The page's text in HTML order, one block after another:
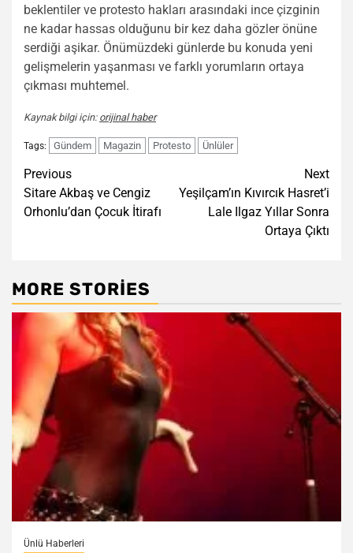
beklentiler ve protesto hakları arasındaki ince çizginin
ne kadar hassas olduğunu bir kez daha gözler önüne
serdiği aşikar. Önümüzdeki günlerde bu konuda yeni
gelişmelerin yaşanması ve farklı yorumların ortaya
çıkması muhtemel.
Kaynak bilgi için: orijinal haber
Tags: Gündem Magazin Protesto Ünlüler
Post
navigation
Previous
Sitare Akbaş ve Cengiz
Orhonlu’dan Çocuk İtirafı
Next
Yeşilçam’ın Kıvırcık Hasret’i
Lale Ilgaz Yıllar Sonra
Ortaya Çıktı
MORE STORIES
Ünlü Haberleri